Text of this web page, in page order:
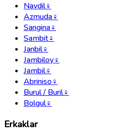
Navdil♀
Azmuda♀
Sangina♀
Sambit♀
Janbil♀
Jambiloy♀
Jambil♀
Abriniso♀
Burul / Buril♀
Bolgul♀
Erkaklar